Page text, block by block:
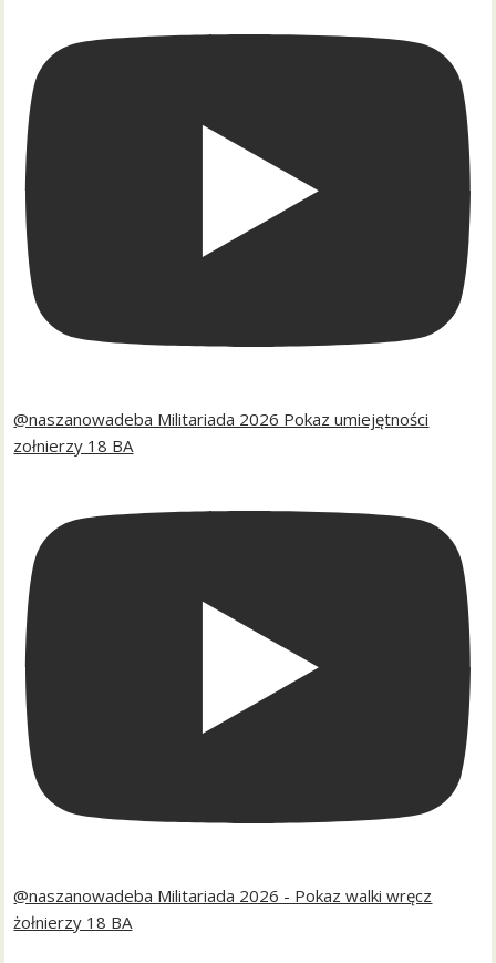
@naszanowadeba Militariada 2026 Pokaz umiejętności
zołnierzy 18 BA
@naszanowadeba Militariada 2026 - Pokaz walki wręcz
żołnierzy 18 BA